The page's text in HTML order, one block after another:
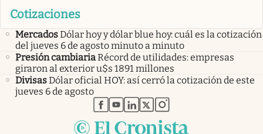
Cotizaciones
MercadosDólar hoy y dólar blue hoy: cuál es la cotización
del jueves 6 de agosto minuto a minuto
Presión cambiariaRécord de utilidades: empresas
giraron al exterior u$s 1891 millones
DivisasDólar oficial HOY: así cerró la cotización de este
jueves 6 de agosto
abre en nueva pestaña
abre en nueva pestaña
abre en nueva pestaña
abre en nueva pestaña
abre en nueva pestaña